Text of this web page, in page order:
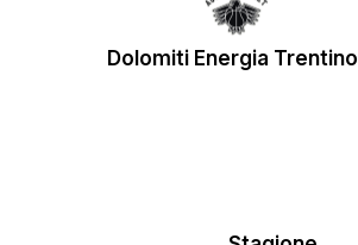
Dolomiti Energia Trentino